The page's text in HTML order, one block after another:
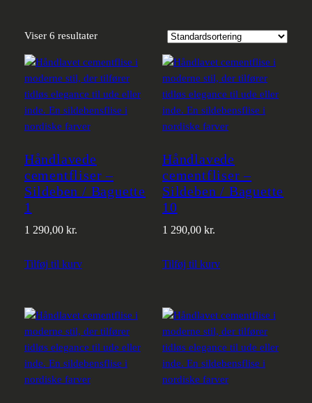
Viser 6 resultater
Håndlavede
cementfliser –
Sildeben / Baguette
1
1 290,00 kr.
Tilføj til kurv
Håndlavede
cementfliser –
Sildeben / Baguette
10
1 290,00kr.
Tilføj til kurv